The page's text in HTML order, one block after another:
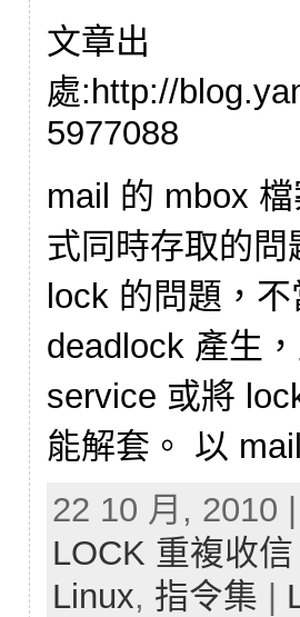
文章出
處:http://
5977088
mail 的 mbox
式同時存取的
lock 的問題，
deadlock 產生
service 或將
能解套。 以
22 10 月, 2010
LOCK 重複收
Linux, 指令集